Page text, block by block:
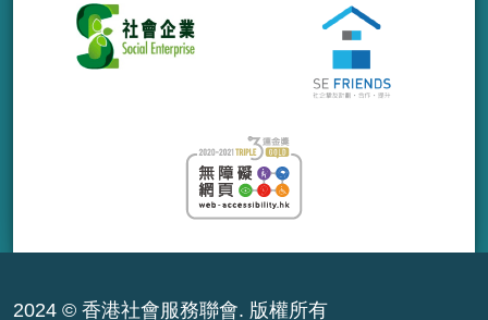
2024 © 香港社會服務聯會. 版權所有